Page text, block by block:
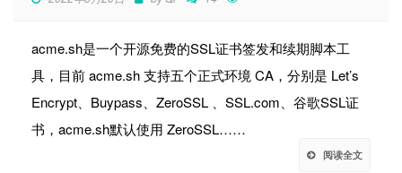
acme.sh是一个开源免费的SSL证书签发和续期脚本工
具，目前 acme.sh 支持五个正式环境 CA，分别是 Let’s
Encrypt、Buypass、ZeroSSL 、SSL.com、谷歌SSL证
书，acme.sh默认使用 ZeroSSL……
阅读全文